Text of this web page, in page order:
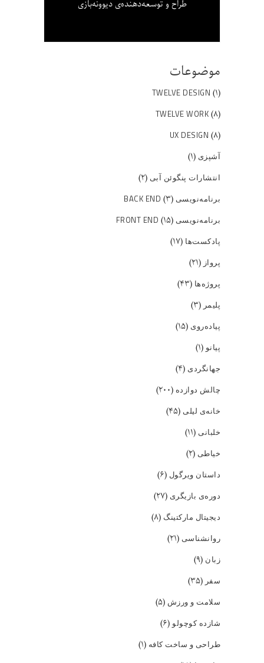
طراح و توسعه‌دهنده‌ی دیوونه‌بازی
موضوعات
TWELVE DESIGN (۱)
TWELVE WORK (۸)
UX DESIGN (۸)
آشپزی (۱)
انتشارات پنگوئن آبی (۲)
برنامه‌نویسی BACK END (۳)
برنامه‌نویسی FRONT END (۱۵)
پادکست‌ها (۱۷)
پرواز (۲۱)
پروژه‌ها (۴۳)
پلیمر (۳)
پیاده‌روی (۱۵)
پیانو(۱)
جهانگردی (۴)
چالش دوازده (۲۰۰)
خانه‌ی لیلی (۴۵)
خلبانی (۱۱)
خیاطی (۲)
داستان ویرگول (۶)
دوره‌ی بازیگری (۲۷)
دیجیتال مارکتینگ (۸)
روانشناسی (۲۱)
زبان (۹)
سفر (۳۵)
سلامت و ورزش (۵)
شازده کوچولو(۶)
طراحی و ساخت کافه (۱)